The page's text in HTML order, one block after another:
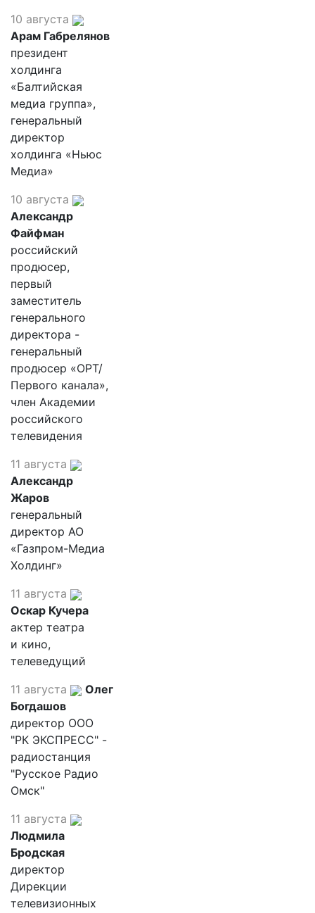
10 августа
Арам Габрелянов
президент
холдинга
«Балтийская
медиа группа»,
генеральный
директор
холдинга «Ньюс
Медиа»
10 августа
Александр
Файфман
российский
продюсер,
первый
заместитель
генерального
директора -
генеральный
продюсер «ОРТ/
Первого канала»,
член Академии
российского
телевидения
11 августа
Александр
Жаров
генеральный
директор АО
«Газпром-Медиа
Холдинг»
11 августа
Оскар Кучера
актер театра
и кино,
телеведущий
11 августа
Олег
Богдашов
директор ООО
"РК ЭКСПРЕСС" -
радиостанция
"Русское Радио
Омск"
11 августа
Людмила
Бродская
директор
Дирекции
телевизионных